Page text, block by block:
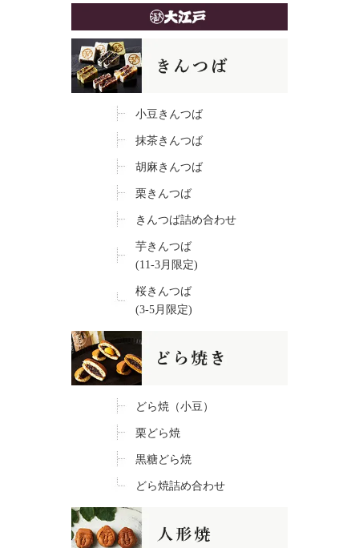
小豆きんつば
抹茶きんつば
胡麻きんつば
栗きんつば
きんつば詰め合わせ
芋きんつば
(11-3月限定)
桜きんつば
(3-5月限定)
どら焼（小豆）
栗どら焼
黒糖どら焼
どら焼詰め合わせ